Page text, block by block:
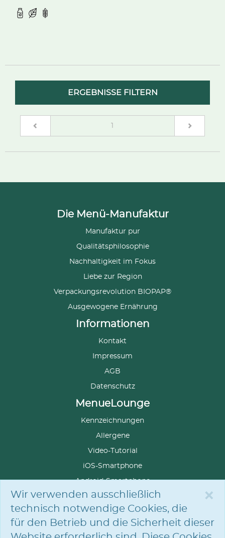
×
Wir verwenden ausschließlich
technisch notwendige Cookies, die
für den Betrieb und die Sicherheit dieser
ERGEBNISSE FILTERN
1
Die Menü-Manufaktur
Manufaktur pur
Qualitätsphilosophie
Nachhaltigkeit im Fokus
Liebe zur Region
Verpackungsrevolution BIOPAP®
Ausgewogene Ernährung
Informationen
Kontakt
Impressum
AGB
Datenschutz
MenueLounge
Kennzeichnungen
Allergene
Video-Tutorial
iOS-Smartphone
Android-Smartphone
SPRACHE
AUSWÄHLEN